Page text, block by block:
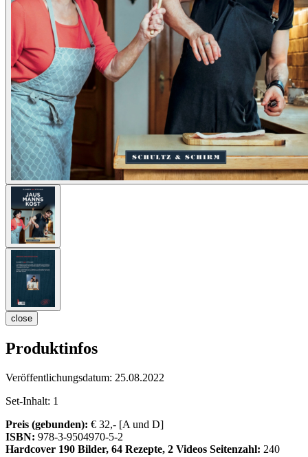
close
Produktinfos
Veröffentlichungsdatum: 25.08.2022
Set-Inhalt: 1
Preis (gebunden): € 32,- [A und D]
ISBN: 978-3-9504970-5-2
Hardcover 190 Bilder, 64 Rezepte, 2 Videos Seitenzahl: 240